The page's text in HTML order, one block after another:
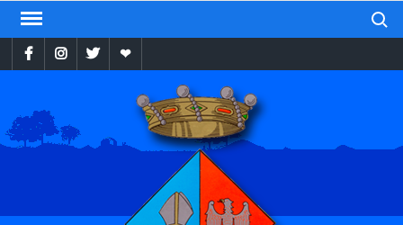
Skip
contentFacebookInstragram
TwitterEbando